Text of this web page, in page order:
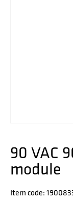
90 VAC
module
Item code: